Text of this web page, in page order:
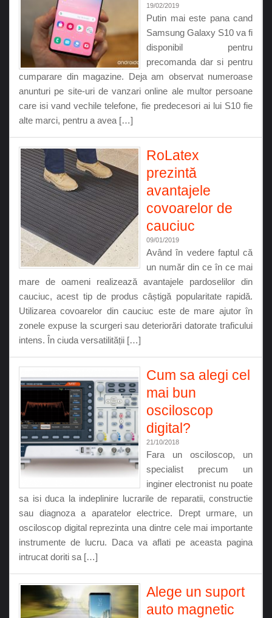
19/02/2019
Putin mai este pana cand
Samsung Galaxy S10 va fi
disponibil pentru
precomanda dar si pentru
cumparare din magazine. Deja am observat numeroase
anunturi pe site-uri de vanzari online ale multor persoane
care isi vand vechile telefone, fie predecesori ai lui S10 fie
alte marci, pentru a avea […]
RoLatex
prezintă
avantajele
covoarelor de
cauciuc
09/01/2019
Având în vedere faptul că
un număr din ce în ce mai
mare de oameni realizează avantajele pardoselilor din
cauciuc, acest tip de produs câștigă popularitate rapidă.
Utilizarea covoarelor din cauciuc este de mare ajutor în
zonele expuse la scurgeri sau deteriorări datorate traficului
intens. În ciuda versatilității […]
Cum sa alegi cel
mai bun
osciloscop
digital?
21/10/2018
Fara un osciloscop, un
specialist precum un
inginer electronist nu poate
sa isi duca la indeplinire lucrarile de reparatii, constructie
sau diagnoza a aparatelor electrice. Drept urmare, un
osciloscop digital reprezinta una dintre cele mai importante
instrumente de lucru. Daca va aflati pe aceasta pagina
intrucat doriti sa […]
Alege un suport
auto magnetic